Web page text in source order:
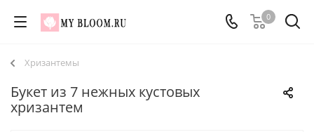
0
Хризантемы
Букет из 7 нежных кустовых
хризантем